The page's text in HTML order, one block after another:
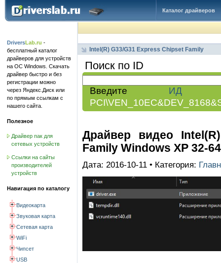
Каталог драйверов
DriversLab.ru -
бесплатный каталог
драйверов для устройств
на ОС Windows. Скачать
драйвер быстро и без
регистрации можно
через Яндекс.Диск или
по прямым ссылкам с
нашего сайта.
Полезное
Драйвер пак для
сетевых устройств
Ссылки на сайты
производителей
устройств
Навигация по каталогу
Видеокарта
Звуковая карта
Сетевая карта
WiFi
Чипсет
USB
Intel(R) G33/G31 Express Chipset Family
Поиск по ID
Введите ИД
Драйвер видео
Family Windows XP 32-
Дата: 2016-10-11 • Категория: